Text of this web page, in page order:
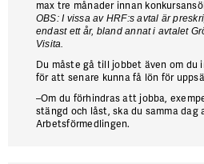
max tre månader innan
OBS: I vissa av HRF:s avtal är
endast ett år, bland annat i avtalet
Visita.
Du måste gå till jobbet även om du
för att senare kunna få lön för
–Om du förhindras att jobba,
stängd och låst, ska du samma dag
Arbetsförmedlingen.